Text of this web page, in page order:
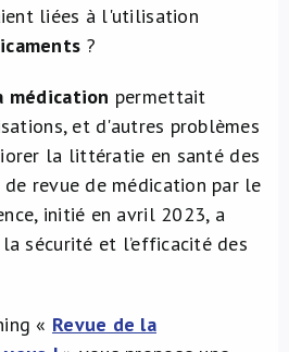
liées à l'utilisation
?
médication permettait
et d'autres problèmes
la littératie en santé des
revue de médication par le
initié en avril 2023, a
sécurité et l’efficacité des
« Revue de la